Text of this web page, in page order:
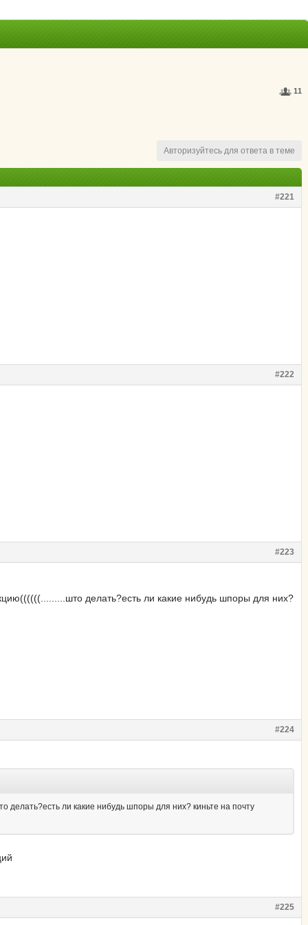
11
Авторизуйтесь для ответа в теме
#221
#222
#223
делать?есть ли какие нибудь шпоры для них?
#224
делать?есть ли какие нибудь шпоры для них? киньте на почту
#225